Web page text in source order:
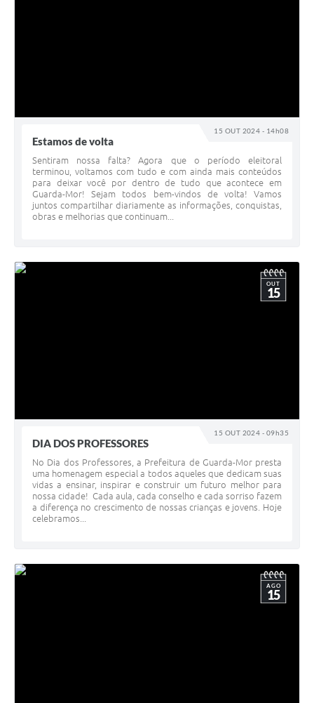
15 OUT 2024 - 14h08
Estamos de volta
Sentiram nossa falta? Agora que o período eleitoral
terminou, voltamos com tudo e com ainda mais conteúdos
para deixar você por dentro de tudo que acontece em
Guarda-Mor! Sejam todos bem-vindos de volta! Vamos
juntos compartilhar diariamente as informações, conquistas,
obras e melhorias que continuam...
15 OUT 2024 - 09h35
OUT
15
DIA DOS PROFESSORES
No Dia dos Professores, a Prefeitura de Guarda-Mor presta
uma homenagem especial a todos aqueles que dedicam suas
vidas a ensinar, inspirar e construir um futuro melhor para
nossa cidade! Cada aula, cada conselho e cada sorriso fazem
a diferença no crescimento de nossas crianças e jovens. Hoje
celebramos...
AGO
15